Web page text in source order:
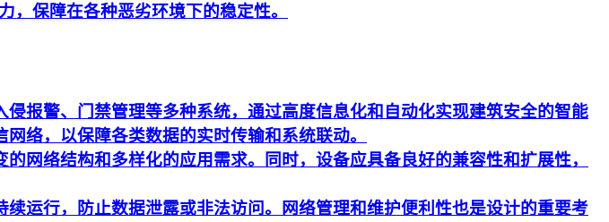
保障在各种恶劣环境下的稳定性。
报警、门禁管理等多种系统，通过高度信息化和自动化实现建筑安全的智能
络，以保障各类数据的实时传输和系统联动。
网络结构和多样化的应用需求。同时，设备应具备良好的兼容性和扩展性，
运行，防止数据泄露或非法访问。网络管理和维护便利性也是设计的重要考